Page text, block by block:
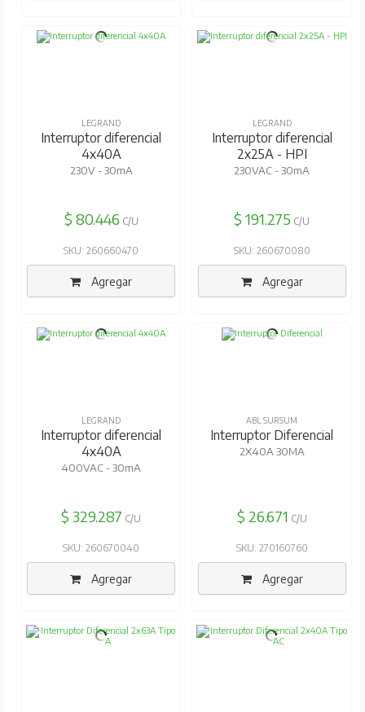
LEGRAND
Interruptor diferencial
4x40A
230V - 30mA
$ 80.446 C/U
SKU: 260660470
Agregar
LEGRAND
Interruptor diferencial
2x25A - HPI
230VAC - 30mA
$ 191.275 C/U
SKU: 260670080
Agregar
LEGRAND
Interruptor diferencial
4x40A
400VAC - 30mA
$ 329.287 C/U
SKU: 260670040
Agregar
ABL SURSUM
Interruptor Diferencial
2X40A 30MA
$ 26.671 C/U
SKU: 270160760
Agregar